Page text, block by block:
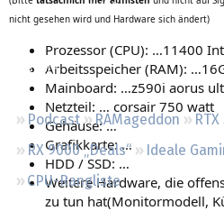
Neueste Aktivitäten
Regeln
Podcast RAMageddon
RX 9000 „Deals“
Ideale
CPU-Rangliste
nicht gesehen wird und Hardware sich ändert)
Prozessor (CPU): …11400
Arbeitsspeicher (RAM):
Mainboard: …z590i aorus
Netzteil: … corsair 750 watt
Gehäuse: …
Grafikkarte: …
HDD / SSD: …
Weitere Hardware, die
zu tun hat(Monitormodell,